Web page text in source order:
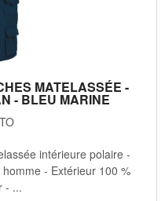
MATELASSÉE -
- BLEU MARINE
intérieure polaire -
- Extérieur 100 %
- ...